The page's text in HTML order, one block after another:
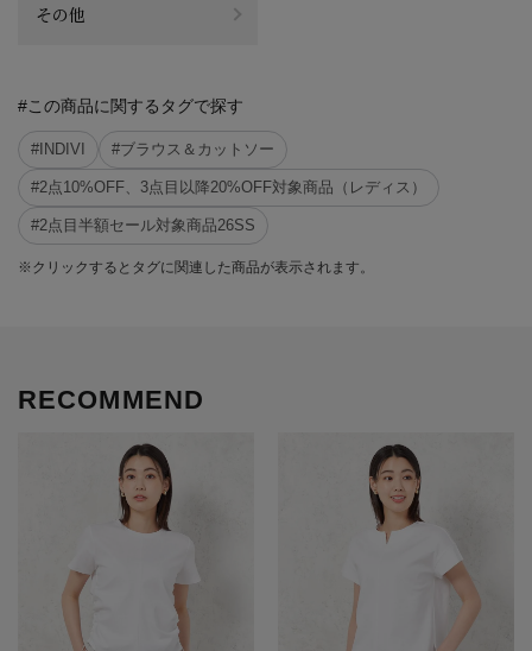
その他
#この商品に関するタグで探す
#INDIVI #ブラウス＆カットソー
#2点10%OFF、3点目以降20%OFF対象商品（レディス）
#2点目半額セール対象商品26SS
※クリックするとタグに関連した商品が表示されます。
RECOMMEND